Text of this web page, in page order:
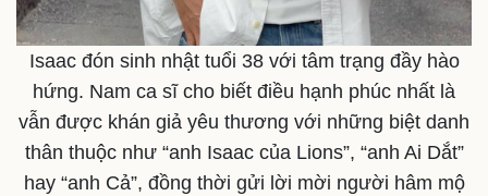
Thế giới
Quan sát
Cuộc sống đó đây
Multimedia
Video
Ảnh
E-Magazine
Infographic
Isaac đón sinh nhật tuổi 38 với tâm trạng đầy hào
hứng. Nam ca sĩ cho biết điều hạnh phúc nhất là
vẫn được khán giả yêu thương với những biệt danh
thân thuộc như “anh Isaac của Lions”, “anh Ai Dắt”
hay “anh Cả”, đồng thời gửi lời mời người hâm mộ